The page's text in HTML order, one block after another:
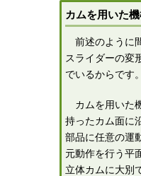
カムを用いた
前述のように
スライダーの変
でいるからです。
カムを用いた
持ったカム面に
部品に任意の運
元動作を行う平
立体カムに大別